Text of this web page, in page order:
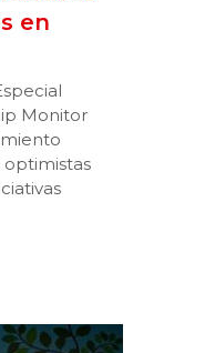
en
Monitor
optimistas